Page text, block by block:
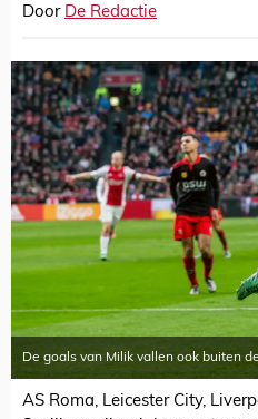
Door De Redactie
De goals van Milik vallen ook buiten
AS Roma, Leicester City,